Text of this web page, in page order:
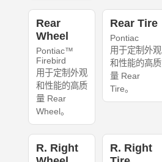
Rear
Wheel
Pontiac™
Firebird
用于定制外观
和性能的高质
量 Rear
Wheel。
Rear Tire
Pontiac
用于定制外观
和性能的高质
量 Rear
Tire。
R. Right
R. Right